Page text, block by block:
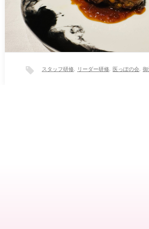
スタッフ研修, リーダー研修, 医っぽの会,